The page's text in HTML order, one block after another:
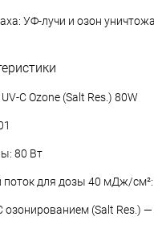
УФ-лучи и озон
C Ozone (Salt Res.) 80W
80 Вт
для дозы 40 мДж/
озонированием (Salt Res.)